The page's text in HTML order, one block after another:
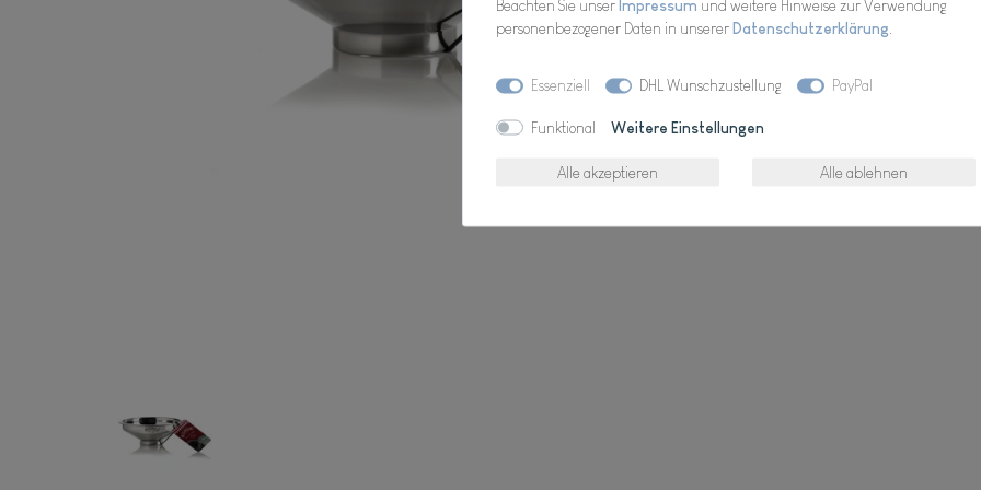
Beachten Sie unserImpressum und weitere Hinweise zur Verwendung
personenbezogener Daten in unsererDaten­schutz­erklärung
Essenziell DHL Wunschzustellung PayPal
Funktional Weitere Einstellungen
Alle akzeptieren Alle ablehnen